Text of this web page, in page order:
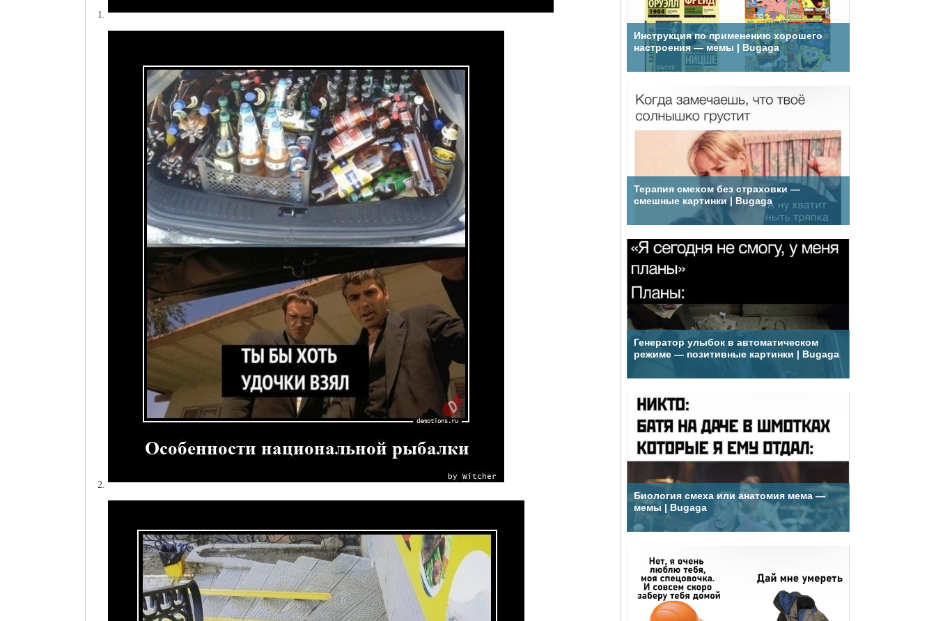
Инструкция по применению хорошего
настроения — мемы | Bugaga
Терапия смехом без страховки —
смешные картинки | Bugaga
Генератор улыбок в автоматическом
режиме — позитивные картинки | Bugaga
Биология смеха или анатомия мема —
мемы | Bugaga